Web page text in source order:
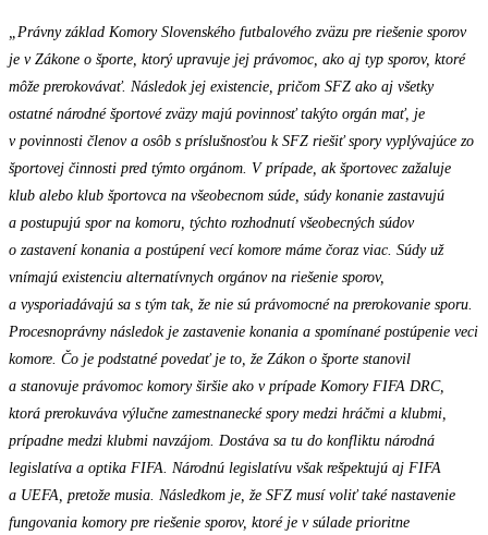
„Právny základ Komory Slovenského futbalového zväzu pre riešenie sporov
je v Zákone o športe, ktorý upravuje jej právomoc, ako aj typ sporov, ktoré
môže prerokovávať. Následok jej existencie, pričom SFZ ako aj všetky
ostatné národné športové zväzy majú povinnosť takýto orgán mať, je
v povinnosti členov a osôb s príslušnosťou k SFZ riešiť spory vyplývajúce zo
športovej činnosti pred týmto orgánom. V prípade, ak športovec zažaluje
klub alebo klub športovca na všeobecnom súde, súdy konanie zastavujú
a postupujú spor na komoru, týchto rozhodnutí všeobecných súdov
o zastavení konania a postúpení vecí komore máme čoraz viac. Súdy už
vnímajú existenciu alternatívnych orgánov na riešenie sporov,
a vysporiadávajú sa s tým tak, že nie sú právomocné na prerokovanie sporu.
Procesnoprávny následok je zastavenie konania a spomínané postúpenie veci
komore. Čo je podstatné povedať je to, že Zákon o športe stanovil
a stanovuje právomoc komory širšie ako v prípade Komory FIFA DRC,
ktorá prerokuváva výlučne zamestnanecké spory medzi hráčmi a klubmi,
prípadne medzi klubmi navzájom. Dostáva sa tu do konfliktu národná
legislatíva a optika FIFA. Národnú legislatívu však rešpektujú aj FIFA
a UEFA, pretože musia. Následkom je, že SFZ musí voliť také nastavenie
fungovania komory pre riešenie sporov, ktoré je v súlade prioritne